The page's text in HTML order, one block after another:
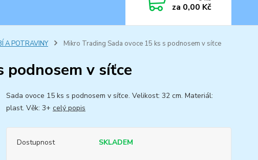
za 0,00 Kč
A POTRAVINY Mikro Trading Sada ovoce 15 ks s podnosem v síťce
podnosem v síťce
Sada ovoce 15 ks s podnosem v síťce. Velikost: 32 cm. Materiál:
plast. Věk: 3+ celý popis
Dostupnost SKLADEM